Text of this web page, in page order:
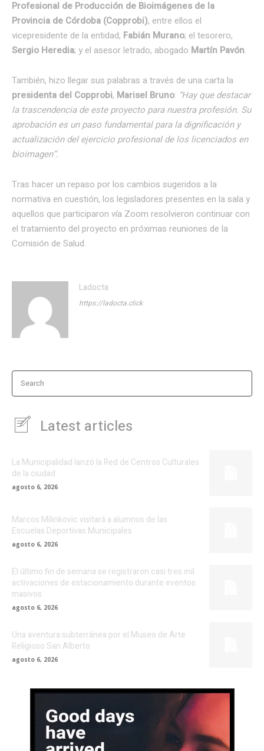
Profesional de Producción de Bioimágenes de la
Provincia de Córdoba (Copprobi), entre ellos el
vicepresidente de la entidad, Fabián Murano; el tesorero,
Sergio Heredia; y el asesor letrado, abogado Martín Pavón.
También, hizo llegar sus palabras a través de una carta la
presidenta del Copprobi, Marisel Bruno: “Hay que destacar
la trascendencia de este proyecto para nuestra profesión. Su
aprobación es un paso fundamental para la dignificación y
actualización del ejercicio profesional de los licenciados en
bioimagen”.
Tras hacer un repaso por los cambios sugeridos a la
normativa en cuestión, los legisladores presentes en la sala y
aquellos que participaron vía Zoom resolvieron continuar con
el tratamiento del proyecto en próximas reuniones de la
Comisión de Salud.
Ladocta
https://ladocta.click
Search
Latest articles
La Municipalidad lanzó la Red de Centros Culturales
de la ciudad
agosto 6, 2026
Marcos Milinkovic visitará a alumnos de las
Escuelas Deportivas Municipales
agosto 6, 2026
El último fin de semana se registraron casi tres mil
activaciones de estacionamiento durante eventos
masivos
agosto 6, 2026
Una aventura subterránea por el Museo de Arte
Religioso San Alberto
agosto 6, 2026